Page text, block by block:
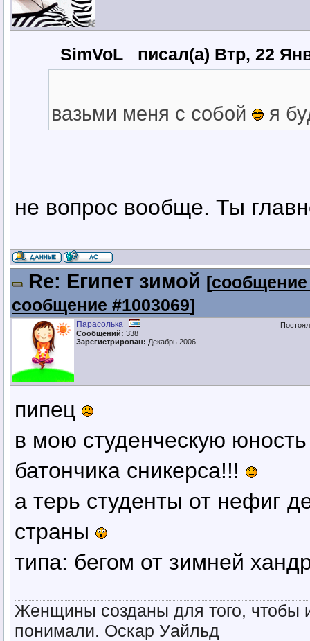
_SimVoL_ писал(а) Втр, 22
вазьми меня с собой я
не вопрос вообще. Ты
Re: Египет зимой [сообщение
сообщение #1003069]
Парасолька
Сообщений: 338
Зарегистрирован: Декабрь 2006
пипец
в мою студенческую
батончика сникерса!!!
а терь студенты от нефиг
страны
типа: бегом от зимней
Женщины созданы для того, чтобы
понимали. Оскар Уайльд